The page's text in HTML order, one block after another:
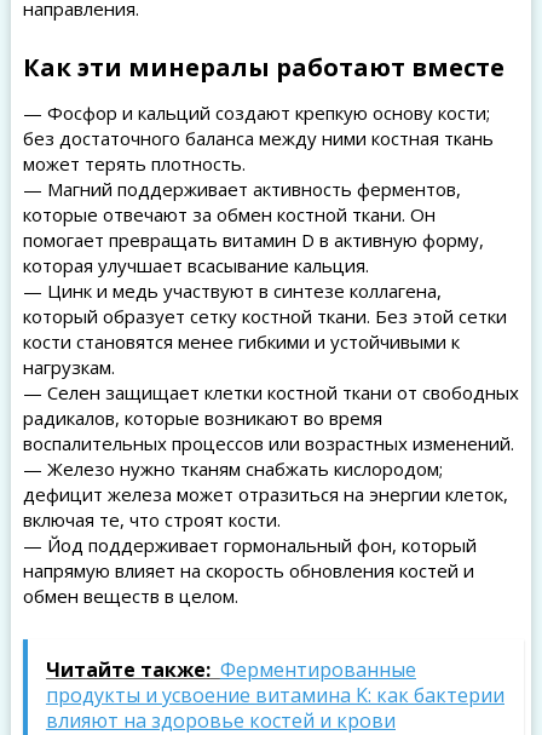
направления.
Как эти минералы работают вместе
— Фосфор и кальций создают крепкую основу кости;
без достаточного баланса между ними костная ткань
может терять плотность.
— Магний поддерживает активность ферментов,
которые отвечают за обмен костной ткани. Он
помогает превращать витамин D в активную форму,
которая улучшает всасывание кальция.
— Цинк и медь участвуют в синтезе коллагена,
который образует сетку костной ткани. Без этой сетки
кости становятся менее гибкими и устойчивыми к
нагрузкам.
— Селен защищает клетки костной ткани от свободных
радикалов, которые возникают во время
воспалительных процессов или возрастных изменений.
— Железо нужно тканям снабжать кислородом;
дефицит железа может отразиться на энергии клеток,
включая те, что строят кости.
— Йод поддерживает гормональный фон, который
напрямую влияет на скорость обновления костей и
обмен веществ в целом.
Читайте также: Ферментированные
продукты и усвоение витамина K: как бактерии
влияют на здоровье костей и крови